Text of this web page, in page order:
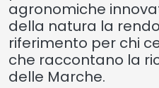
agronomiche
della natura la
riferimento per chi
che raccontano la
delle Marche.